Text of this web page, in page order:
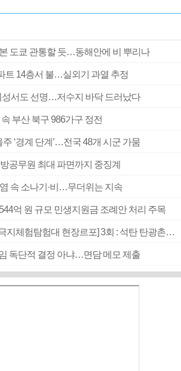
도쿄 관통할 듯…동해안에 비 뿌리나
트 14층서 불…실외기 과열 추정
성서도 선명…저수지 바닥 드러났다
부산 북구 986가구 정전
주 ‘경계 단계’…전국 48개 시군 가뭄
방공무원 최대 파면까지 중징계
속 소나기·비…무더위는 지속
억 원 규모 민생지원금 조례안 처리 주목
[2026 부산청소년극지체험탐험대 현장르포] 3회 : 석탄 탄광촌에서 북극 연구의 중심지로
독단적 결정 아냐…면담 메모 제출